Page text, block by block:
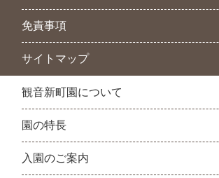
免責事項
サイトマップ
観音新町園について
園の特長
入園のご案内